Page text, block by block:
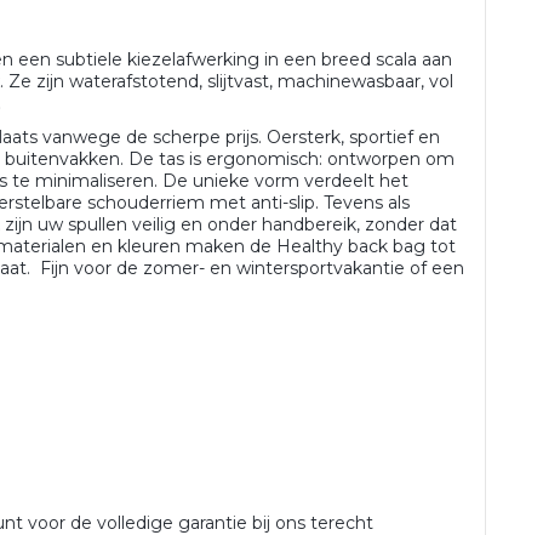
een subtiele kiezelafwerking in een breed scala aan
zijn waterafstotend, slijtvast, machinewasbaar, vol
vanwege de scherpe prijs. Oersterk, sportief en
De tas is ergonomisch: ontworpen om
te minimaliseren. De unieke vorm verdeelt het
schouderriem met anti-slip. Tevens als
uw spullen veilig en onder handbereik, zonder dat
en kleuren maken de Healthy back bag tot
Fijn voor de zomer- en wintersportvakantie of een
voor de volledige garantie bij ons terecht